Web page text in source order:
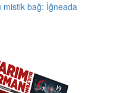
bağ: İğneada